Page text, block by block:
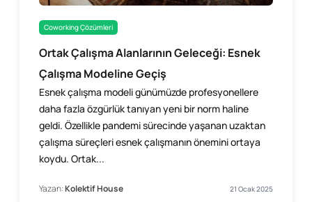
Coworking Çözümleri
Ortak Çalışma Alanlarının Geleceği: Esnek
Çalışma Modeline Geçiş
Esnek çalışma modeli günümüzde profesyonellere
daha fazla özgürlük tanıyan yeni bir norm haline
geldi. Özellikle pandemi sürecinde yaşanan uzaktan
çalışma süreçleri esnek çalışmanın önemini ortaya
koydu. Ortak...
Yazan:Kolektif House 21 Ocak 2025